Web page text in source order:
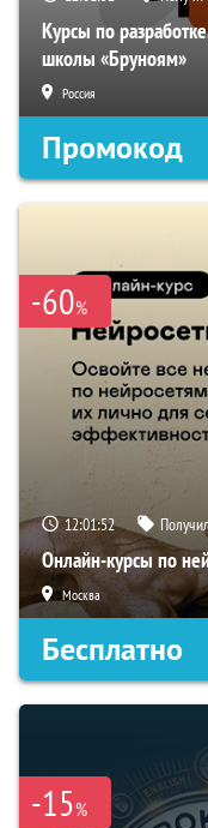
Курсы по
школы «Бруноям»
Россия
Промокод
-60%
12:01:51
Онлайн-курсы по
Москва
Бесплатно
-15%